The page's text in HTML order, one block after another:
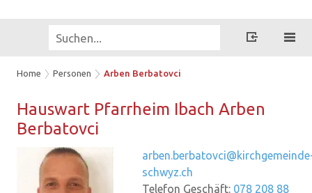
Home Personen Arben Berbatovci
Haus­wart Pfarr­heim Ibach Arben
Ber­ba­tovci
schwyz.ch
Telefon Geschäft: 078 208 88